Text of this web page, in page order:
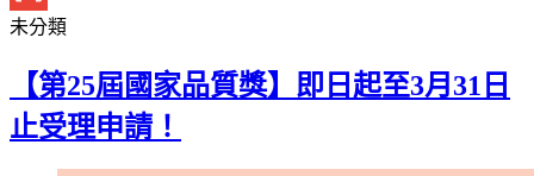
Gmail
未分類
【第25屆國家品質獎】即日起至3月31日
止受理申請！